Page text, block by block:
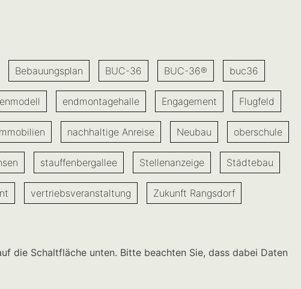
Bebauungsplan BUC-36 BUC-36® buc36
endmontagehalle Engagement Flugfeld
nachhaltige Anreise Neubau oberschule
stauffenbergallee Stellenanzeige Städtebau
vertriebsveranstaltung Zukunft Rangsdorf
die Schaltfläche unten. Bitte beachten Sie, dass dabei Daten